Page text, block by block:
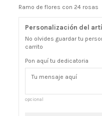
Ramo de flores con 24 rosas
Personalización del
No olvides guardar tu
carrito
Pon aquí tu dedicatoria
opcional